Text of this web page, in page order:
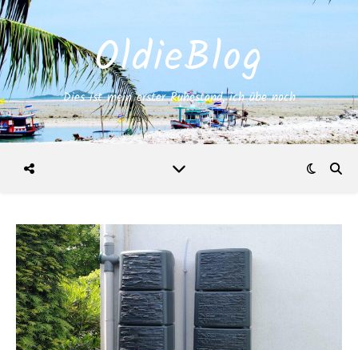
OldieBlog
Dies ist mein erster Ruhestand, ich übe noch